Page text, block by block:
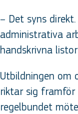
– Det syns
administrativa
handskrivna
Utbildningen om
riktar sig
regelbundet